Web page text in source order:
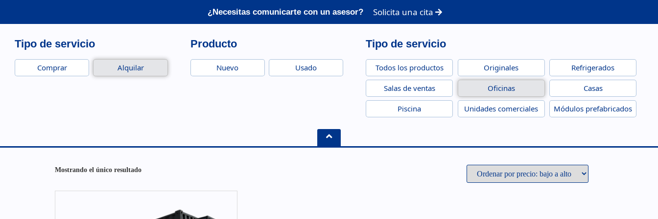
¿Necesitas comunicarte con un asesor? Solicita una cita
Tipo de servicio
Comprar Alquilar
Producto
Nuevo Usado
Tipo de servicio
Todos los productos
Salas de ventas
Piscina
Originales
Oficinas
Unidades comerciales
Refrigerados
Casas
Módulos prefabricados
Mostrando el único resultado